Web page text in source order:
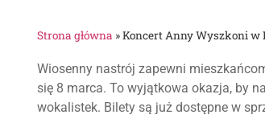
Strona główna »Koncert Anny Wyszkoni w
Wiosenny nastrój zapewni
się 8 marca. To wyjątkowa okazja, by
wokalistek. Bilety są już dostępne w